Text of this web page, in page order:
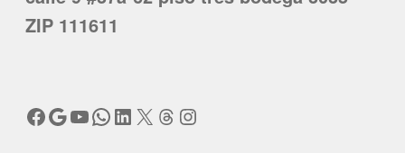
ZIP 111611
Facebook
Google
YouTube
WhatsApp
LinkedIn
X Threads
Instagram